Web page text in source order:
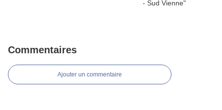
Commentaires
Ajouter un commentaire